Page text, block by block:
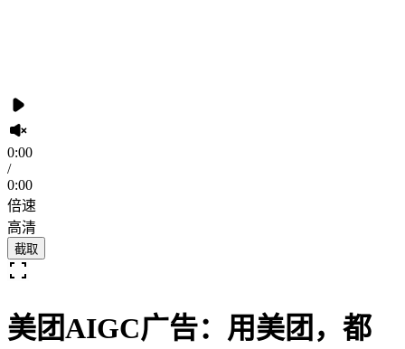
0:00
/
0:00
倍速
高清
截取
美团AIGC广告：用美团，都